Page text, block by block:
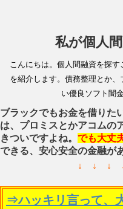
私が個人
こんにちは。個人間融資を探
を紹介します。債務整理とか
い優良ソフト闇
ブラックでもお金を借り
は、プロミスとかアコムの
きついですよね。 でも大丈
できる、安心安全の金融が
↓ ↓ ↓
⇒ハッキリ言って、